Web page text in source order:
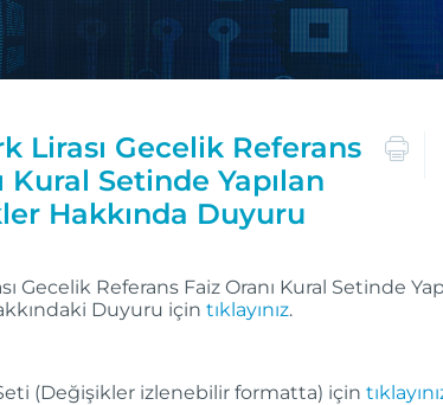
Lirası Gecelik Referans
Kural Setinde Yapılan
Hakkında Duyuru
Gecelik Referans Faiz Oranı Kural Setinde
Duyuru için tıklayınız.
(Değişikler izlenebilir formatta) için